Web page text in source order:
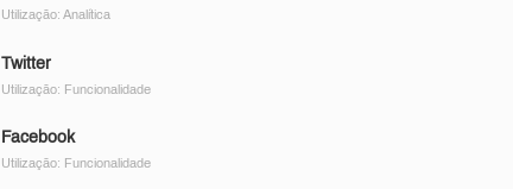
Utilização: Analítica
Twitter
Utilização: Funcionalidade
Facebook
Utilização: Funcionalidade